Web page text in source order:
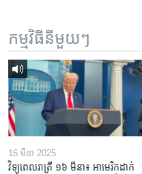
កម្មវិធី​នីមួយៗ
16 មីនា 2025
វិទ្យុពេលរាត្រី ១៦ មីនា៖ អាមេរិក​ដាក់​